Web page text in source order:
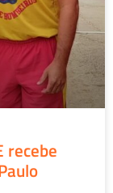
recebe